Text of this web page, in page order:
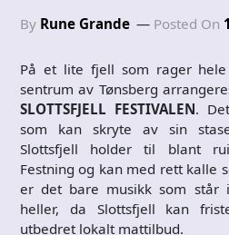
By Rune Grande Posted On
På et lite fjell som rager
sentrum av Tønsberg
SLOTTSFJELL FESTIVALEN.
som kan skryte av sin
Slottsfjell holder til blant
Festning og kan med rett kalle
er det bare musikk som står
heller, da Slottsfjell kan
utbedret lokalt mattilbud.